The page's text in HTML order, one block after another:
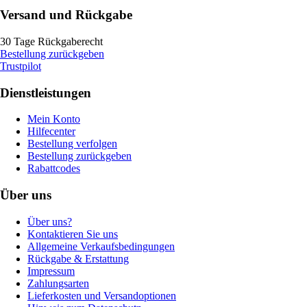
Versand und Rückgabe
30 Tage Rückgaberecht
Bestellung zurückgeben
Trustpilot
Dienstleistungen
Mein Konto
Hilfecenter
Bestellung verfolgen
Bestellung zurückgeben
Rabattcodes
Über uns
Über uns?
Kontaktieren Sie uns
Allgemeine Verkaufsbedingungen
Rückgabe & Erstattung
Impressum
Zahlungsarten
Lieferkosten und Versandoptionen